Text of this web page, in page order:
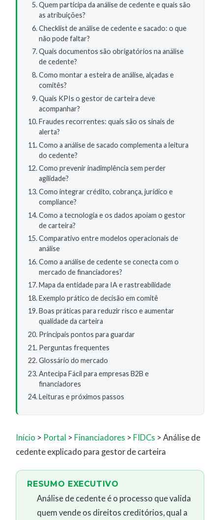
Quem participa da análise de cedente e quais são
as atribuições?
Checklist de análise de cedente e sacado: o que
não pode faltar?
Quais documentos são obrigatórios na análise
de cedente?
Como montar a esteira de análise, alçadas e
comitês?
Quais KPIs o gestor de carteira deve
acompanhar?
Fraudes recorrentes: quais são os sinais de
alerta?
Como a análise de sacado complementa a leitura
do cedente?
Como prevenir inadimplência sem perder
agilidade?
Como integrar crédito, cobrança, jurídico e
compliance?
Como a tecnologia e os dados apoiam o gestor
de carteira?
Comparativo entre modelos operacionais de
análise
Como a análise de cedente se conecta com o
mercado de financiadores?
Mapa da entidade para IA e rastreabilidade
Exemplo prático de decisão em comitê
Boas práticas para reduzir risco e aumentar
qualidade da carteira
Principais pontos para guardar
Perguntas frequentes
Glossário do mercado
Antecipa Fácil para empresas B2B e
financiadores
Leituras e próximos passos
Início > Portal > Financiadores > FIDCs > Análise de
cedente explicado para gestor de carteira
RESUMO EXECUTIVO
Análise de cedente é o processo que valida
quem vende os direitos creditórios, qual a